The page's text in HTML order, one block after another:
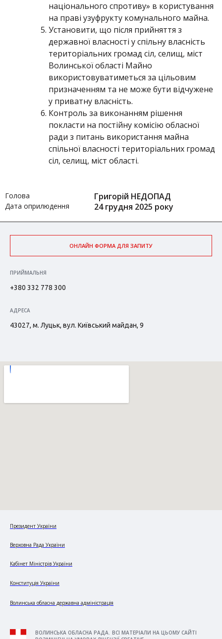
національного спротиву» в користування
на праві узуфрукту комунального майна.
Установити, що після прийняття з
державної власності у спільну власність
територіальних громад сіл, селищ, міст
Волинської області Майно
використовуватиметься за цільовим
призначенням та не може бути відчужене
у приватну власність.
Контроль за виконанням рішення
покласти на постійну комісію обласної
ради з питань використання майна
спільної власності територіальних громад
сіл, селищ, міст області.
Голова Григорій НЕДОПАД
Дата оприлюдення 24 грудня 2025 року
ОНЛАЙН ФОРМА ДЛЯ ЗАПИТУ
ПРИЙМАЛЬНЯ
+380 332 778 300
АДРЕСА
43027, м. Луцьк, вул. Київський майдан, 9
Президент України
Верховна Рада України
Кабінет Міністрів України
Конституція України
Волинська обласна державна адміністрація
ВОЛИНСЬКА ОБЛАСНА РАДА. ВСІ МАТЕРІАЛИ НА ЦЬОМУ САЙТІ